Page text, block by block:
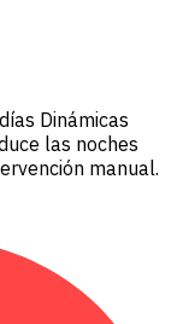
Dinámicas
las noches
manual.